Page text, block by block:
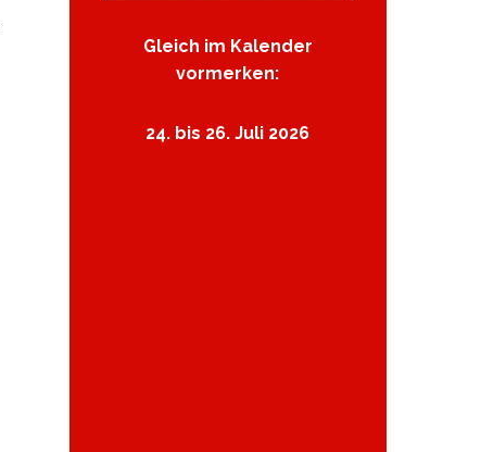
Gleich im Kalender
vormerken:
24. bis 26. Juli 2026